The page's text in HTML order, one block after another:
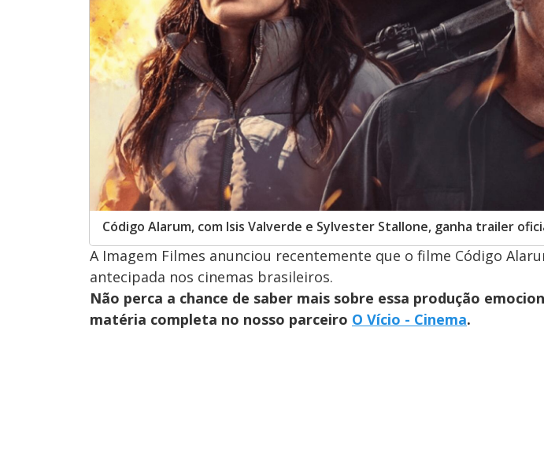
Código Alarum, com Isis Valverde e Sylvester Stallone, ganha trailer
A Imagem Filmes anunciou recentemente que o filme Código
antecipada nos cinemas brasileiros.
Não perca a chance de saber mais sobre essa produção
matéria completa no nosso parceiro O Vício - Cinema.